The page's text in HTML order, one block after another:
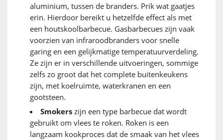
aluminium, tussen de branders. Prik wat gaatjes
erin. Hierdoor bereikt u hetzelfde effect als met
een houtskoolbarbecue. Gasbarbecues zijn vaak
voorzien van infraroodbranders voor snelle
garing en een gelijkmatige temperatuurverdeling.
Ze zijn er in verschillende uitvoeringen, sommige
zelfs zo groot dat het complete buitenkeukens
zijn, met koelruimte, waterkranen en een
gootsteen.
Smokers zijn een type barbecue dat wordt
gebruikt om vlees te roken. Roken is een
langzaam kookproces dat de smaak van het vlees